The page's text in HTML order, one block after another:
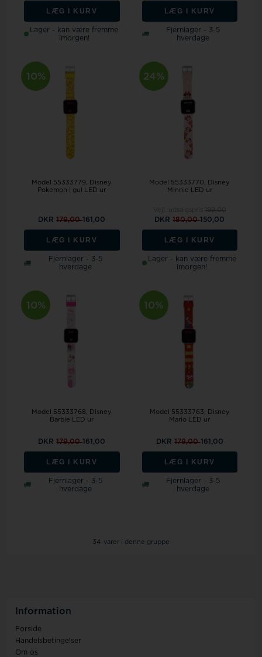
LÆG I KURV
Lager - kan være fremme
imorgen!
LÆG I KURV
Fjernlager - 3-5
hverdage
10%
Model 55333779
Disney
Pokemon i gul LED ur
DKR179,00161,00
LÆG I KURV
Fjernlager - 3-5
hverdage
24%
Model 55333770
Disney
Minnie LED ur
DKR180,00150,00
LÆG I KURV
Lager - kan være fremme
imorgen!
10%
Model 55333768
Disney
Barbie LED ur
DKR179,00161,00
LÆG I KURV
Fjernlager - 3-5
hverdage
10%
Model 55333763
Disney
Mario LED ur
DKR 179,00161,00
LÆG I KURV
Fjernlager - 3-5
hverdage
34 varer i denne gruppe
Information
Forside
Handelsbetingelser
Om os